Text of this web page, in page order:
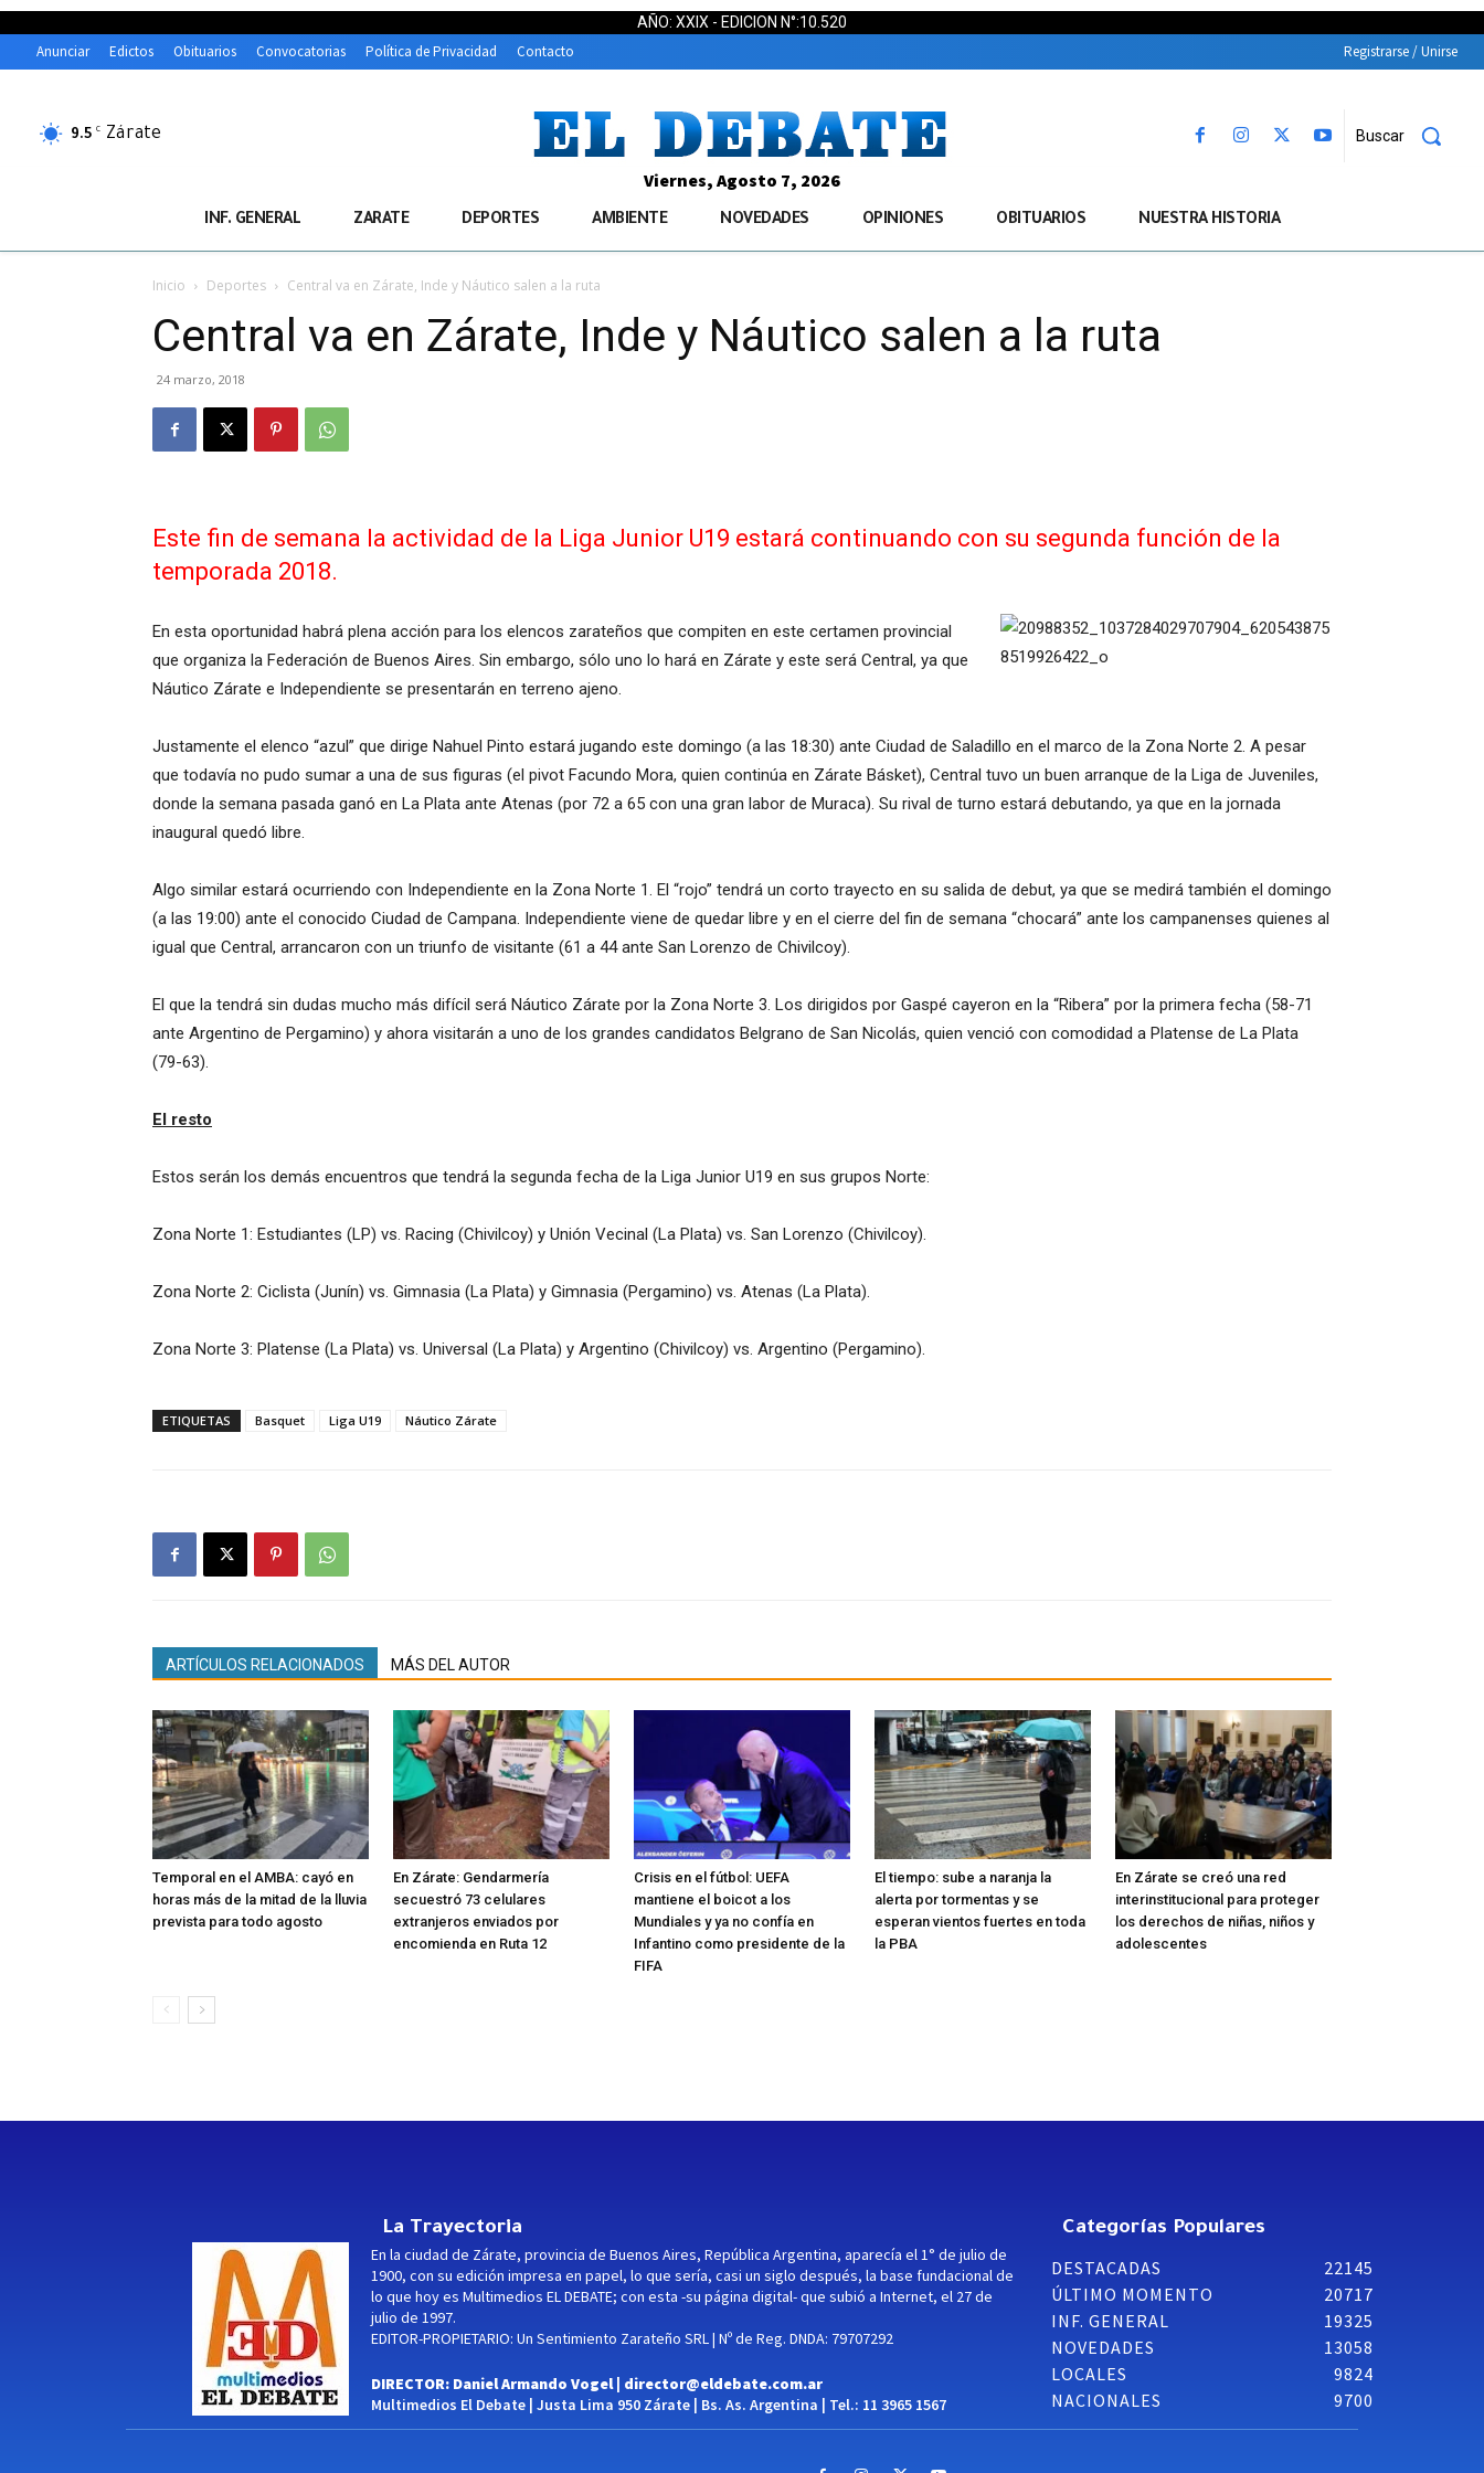
AÑO: XXIX - EDICION N°:10.520
Anunciar Edictos Obituarios Convocatorias Política de Privacidad Contacto Registrarse / Unirse
9.5 C Zárate Buscar
Viernes, Agosto 7, 2026
INF. GENERAL ZARATE DEPORTES AMBIENTE NOVEDADES OPINIONES OBITUARIOS NUESTRA HISTORIA
Inicio Deportes Central va en Zárate, Inde y Náutico salen a la ruta
Central va en Zárate, Inde y Náutico salen a la ruta
24 marzo, 2018
Este fin de semana la actividad de la Liga Junior U19 estará continuando con su segunda función de la
temporada 2018.
En esta oportunidad habrá plena acción para los elencos zarateños que compiten en este certamen provincial
que organiza la Federación de Buenos Aires. Sin embargo, sólo uno lo hará en Zárate y este será Central, ya que
Náutico Zárate e Independiente se presentarán en terreno ajeno.
Justamente el elenco “azul” que dirige Nahuel Pinto estará jugando este domingo (a las 18:30) ante Ciudad de Saladillo en el marco de la Zona Norte 2. A pesar
que todavía no pudo sumar a una de sus figuras (el pivot Facundo Mora, quien continúa en Zárate Básket), Central tuvo un buen arranque de la Liga de Juveniles,
donde la semana pasada ganó en La Plata ante Atenas (por 72 a 65 con una gran labor de Muraca). Su rival de turno estará debutando, ya que en la jornada
inaugural quedó libre.
Algo similar estará ocurriendo con Independiente en la Zona Norte 1. El “rojo” tendrá un corto trayecto en su salida de debut, ya que se medirá también el domingo
(a las 19:00) ante el conocido Ciudad de Campana. Independiente viene de quedar libre y en el cierre del fin de semana “chocará” ante los campanenses quienes al
igual que Central, arrancaron con un triunfo de visitante (61 a 44 ante San Lorenzo de Chivilcoy).
El que la tendrá sin dudas mucho más difícil será Náutico Zárate por la Zona Norte 3. Los dirigidos por Gaspé cayeron en la “Ribera” por la primera fecha (58-71
ante Argentino de Pergamino) y ahora visitarán a uno de los grandes candidatos Belgrano de San Nicolás, quien venció con comodidad a Platense de La Plata
(79-63).
El resto
Estos serán los demás encuentros que tendrá la segunda fecha de la Liga Junior U19 en sus grupos Norte:
Zona Norte 1: Estudiantes (LP) vs. Racing (Chivilcoy) y Unión Vecinal (La Plata) vs. San Lorenzo (Chivilcoy).
Zona Norte 2: Ciclista (Junín) vs. Gimnasia (La Plata) y Gimnasia (Pergamino) vs. Atenas (La Plata).
Zona Norte 3: Platense (La Plata) vs. Universal (La Plata) y Argentino (Chivilcoy) vs. Argentino (Pergamino).
ETIQUETAS Basquet Liga U19 Náutico Zárate
ARTÍCULOS RELACIONADOS MÁS DEL AUTOR
Temporal en el AMBA: cayó en
horas más de la mitad de la lluvia
prevista para todo agosto
En Zárate: Gendarmería
secuestró 73 celulares
extranjeros enviados por
encomienda en Ruta 12
Crisis en el fútbol: UEFA
mantiene el boicot a los
Mundiales y ya no confía en
Infantino como presidente de la
FIFA
El tiempo: sube a naranja la
alerta por tormentas y se
esperan vientos fuertes en toda
la PBA
En Zárate se creó una red
interinstitucional para proteger
los derechos de niñas, niños y
adolescentes
La Trayectoria
En la ciudad de Zárate, provincia de Buenos Aires, República Argentina, aparecía el 1° de julio de
1900, con su edición impresa en papel, lo que sería, casi un siglo después, la base fundacional de
lo que hoy es Multimedios EL DEBATE; con esta -su página digital- que subió a Internet, el 27 de
julio de 1997.
EDITOR-PROPIETARIO: Un Sentimiento Zarateño SRL | Nº de Reg. DNDA: 79707292
DIRECTOR: Daniel Armando Vogel | director@eldebate.com.ar
Multimedios El Debate | Justa Lima 950 Zárate | Bs. As. Argentina | Tel.: 11 3965 1567
Categorías Populares
DESTACADAS
22145
ÚLTIMO MOMENTO
20717
INF. GENERAL
19325
NOVEDADES
13058
LOCALES
9824
NACIONALES
9700